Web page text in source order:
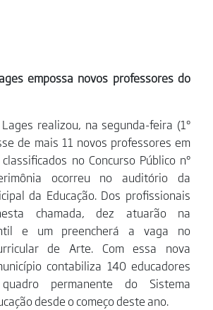
empossa novos professores do
realizou, na segunda-feira (1º
de mais 11 novos professores em
no Concurso Público nº
ocorreu no auditório da
da Educação. Dos profissionais
chamada, dez atuarão na
e um preencherá a vaga no
de Arte. Com essa nova
contabiliza 140 educadores
permanente do Sistema
desde o começo deste ano.